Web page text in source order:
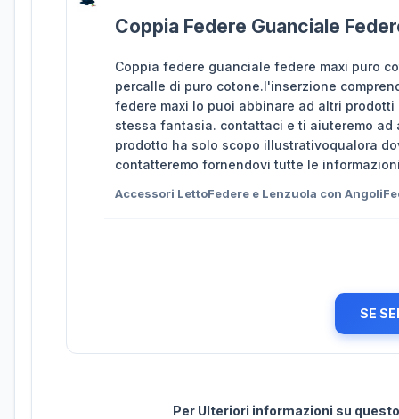
Coppia Federe Guanciale
Coppia federe guanciale federe maxi puro
percalle di puro cotone.l'inserzione
federe maxi lo puoi abbinare ad altri
stessa fantasia. contattaci e ti aiuteremo
prodotto ha solo scopo illustrativoqualora
contatteremo fornendovi tutte le
Accessori LettoFedere e Lenzuola con
SE
Per Ulteriori informazioni su